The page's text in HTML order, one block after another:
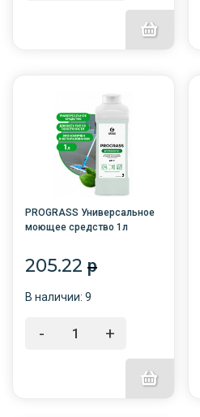
PROGRASS Универсальное
моющее средство 1л
205.22 p
В наличии: 9
- +